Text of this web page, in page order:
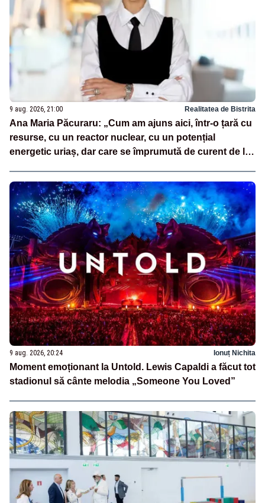
9 aug. 2026, 21:00 Realitatea de Bistrita
Ana Maria Păcuraru: „Cum am ajuns aici, într-o țară cu
resurse, cu un reactor nuclear, cu un potențial
energetic uriaș, dar care se împrumută de curent de la
9 aug. 2026, 20:24 Ionuț Nichita
Moment emoționant la Untold. Lewis Capaldi a făcut tot
stadionul să cânte melodia „Someone You Loved”